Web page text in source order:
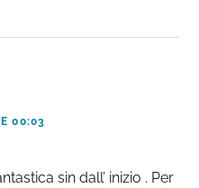
00:03
sin dall’ inizio . Per